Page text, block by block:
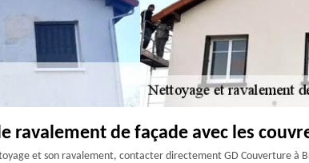
ravalement de façade avec les
et son ravalement, contacter directement GD Couverture à